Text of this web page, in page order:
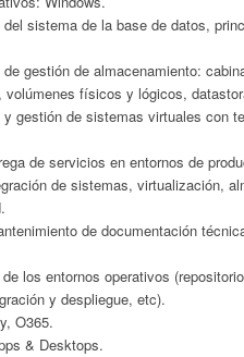
sistema de la base de datos,
gestión de almacenamiento:
volúmenes físicos y lógicos,
gestión de sistemas virtuales con
de servicios en entornos de
de sistemas, virtualización,
de documentación
los entornos operativos
y despliegue, etc).
O365.
& Desktops.